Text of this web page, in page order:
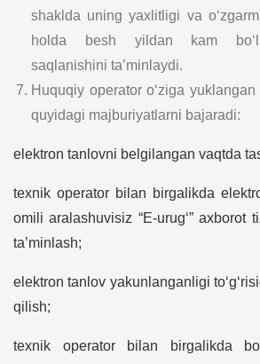
shaklda uning yaxlitligi va
holda besh yildan kam
saqlanishini ta’minlaydi.
Huquqiy operator o‘ziga
quyidagi majburiyatlarni bajaradi:
elektron tanlovni belgilangan vaqtda
texnik operator bilan birgalikda
omili aralashuvisiz “E-urug‘” axborot
ta’minlash;
elektron tanlov yakunlanganligi
qilish;
texnik operator bilan birgalikda